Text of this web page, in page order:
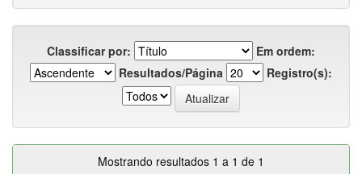
Classificar por:
Em ordem:
Resultados/Página
Registro(s):
Mostrando resultados 1 a 1 de 1